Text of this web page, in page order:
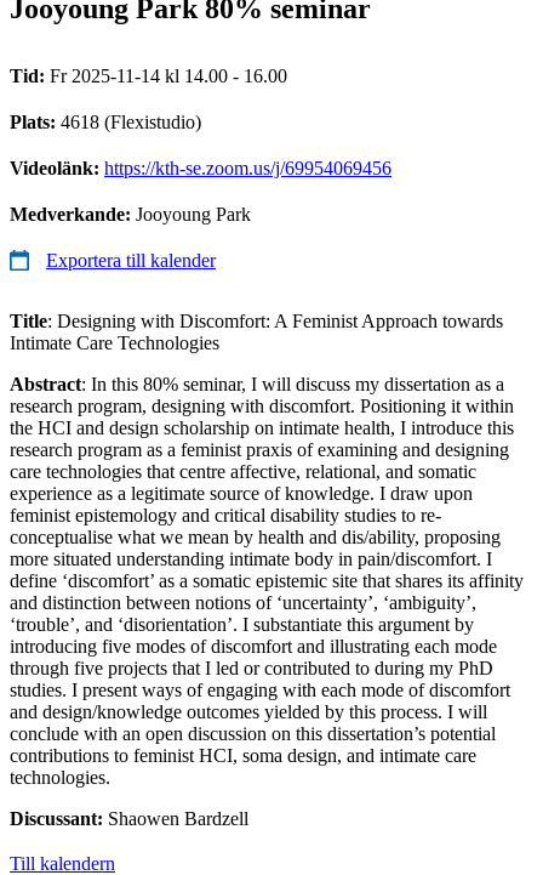
Jooyoung Park 80% seminar
Tid: Fr 2025-11-14 kl 14.00 - 16.00
Plats: 4618 (Flexistudio)
Videolänk: https://kth-se.zoom.us/j/69954069456
Medverkande: Jooyoung Park
Exportera till kalender
Title: Designing with Discomfort: A Feminist Approach towards
Intimate Care Technologies
Abstract: In this 80% seminar, I will discuss my dissertation as a
research program, designing with discomfort. Positioning it within
the HCI and design scholarship on intimate health, I introduce this
research program as a feminist praxis of examining and designing
care technologies that centre affective, relational, and somatic
experience as a legitimate source of knowledge. I draw upon
feminist epistemology and critical disability studies to re-
conceptualise what we mean by health and dis/ability, proposing
more situated understanding intimate body in pain/discomfort. I
define ‘discomfort’ as a somatic epistemic site that shares its affinity
and distinction between notions of ‘uncertainty’, ‘ambiguity’,
‘trouble’, and ‘disorientation’. I substantiate this argument by
introducing five modes of discomfort and illustrating each mode
through five projects that I led or contributed to during my PhD
studies. I present ways of engaging with each mode of discomfort
and design/knowledge outcomes yielded by this process. I will
conclude with an open discussion on this dissertation’s potential
contributions to feminist HCI, soma design, and intimate care
technologies.
Discussant: Shaowen Bardzell
Till kalendern